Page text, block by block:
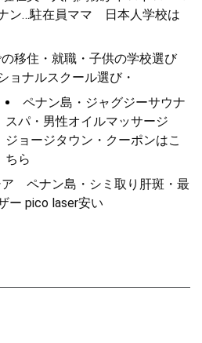
ン…駐在員ママ 日本人学校は
移住・就職・子供の学校選び
ョナルスクール選び・
ペナン島・ジャグジーサウナ
スパ・男性オイルマッサージ
ジョージタウン・クーポンはこ
ちら
ア ペナン島・シミ取り肝斑・最
ー pico laser安い